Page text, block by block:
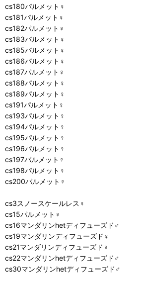
cs180パルメット♀
cs181パルメット♀
cs182パルメット♀
cs183パルメット♀
cs185パルメット♀
cs186パルメット♀
cs187パルメット♀
cs188パルメット♀
cs189パルメット♀
cs191パルメット♀
cs193パルメット♀
cs194パルメット♀
cs195パルメット♀
cs196パルメット♀
cs197パルメット♀
cs198パルメット♀
cs200パルメット♀
cs3スノースケールレス♀
cs15パルメット♀
cs16マンダリンhetディフューズド♂
cs19マンダリンディフューズド♀
cs21マンダリンディフューズド♀
cs22マンダリンhetディフューズド♂
cs30マンダリンhetディフューズド♂